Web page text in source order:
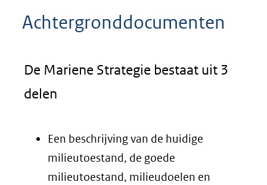
Achtergronddocumenten
De Mariene Strategie bestaat uit 3
delen
Een beschrijving van de huidige
milieutoestand, de goede
milieutoestand, milieudoelen en